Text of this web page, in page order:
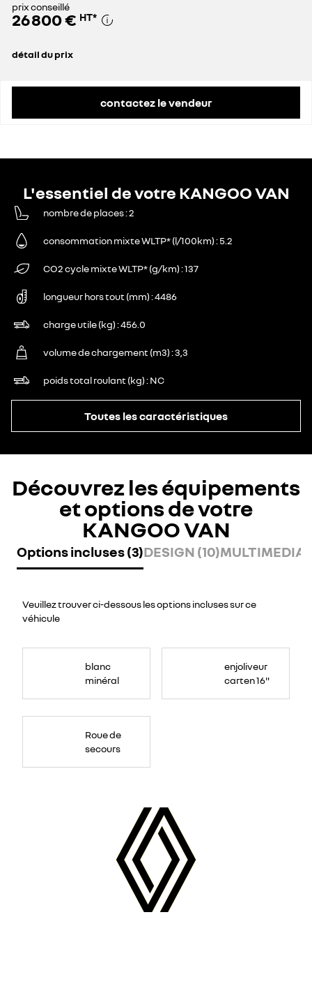
prix conseillé
26 800 € HT*
détail du prix
contactez le vendeur
L'essentiel de votre KANGOO VAN
nombre de places 2
consommation mixte WLTP* (l/100km) 5.2
CO2 cycle mixte WLTP* (g/km) 137
longueur hors tout (mm) 4486
charge utile (kg) 456.0
volume de chargement (m3) 3,3
poids total roulant (kg) NC
Toutes les caractéristiques
Découvrez les équipements
et options de votre
KANGOO VAN
Options incluses (3)DESIGN (10)MULTIMEDIA
Veuillez trouver ci-dessous les options incluses sur ce
véhicule
blanc
minéral
enjoliveur
carten 16"
Roue de
secours